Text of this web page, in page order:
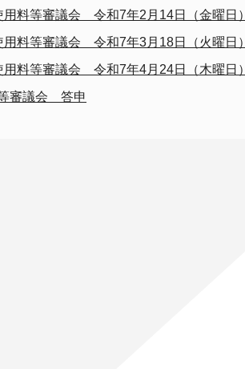
用料等審議会 令和7年2月14日（金曜日）
用料等審議会 令和7年3月18日（火曜日）
用料等審議会 令和7年4月24日（木曜日）
審議会 答申